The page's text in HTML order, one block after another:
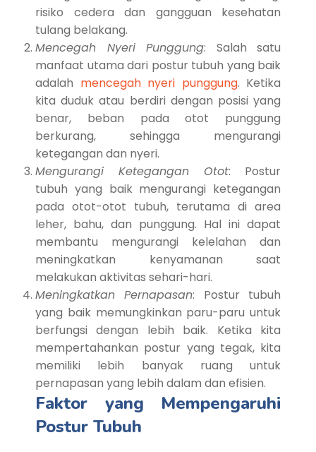
risiko cedera dan gangguan kesehatan
tulang belakang.
Mencegah Nyeri Punggung: Salah satu
manfaat utama dari postur tubuh yang baik
adalah mencegah nyeri punggung. Ketika
kita duduk atau berdiri dengan posisi yang
benar, beban pada otot punggung
berkurang, sehingga mengurangi
ketegangan dan nyeri.
Mengurangi Ketegangan Otot: Postur
tubuh yang baik mengurangi ketegangan
pada otot-otot tubuh, terutama di area
leher, bahu, dan punggung. Hal ini dapat
membantu mengurangi kelelahan dan
meningkatkan kenyamanan saat
melakukan aktivitas sehari-hari.
Meningkatkan Pernapasan: Postur tubuh
yang baik memungkinkan paru-paru untuk
berfungsi dengan lebih baik. Ketika kita
mempertahankan postur yang tegak, kita
memiliki lebih banyak ruang untuk
pernapasan yang lebih dalam dan efisien.
Faktor yang Mempengaruhi
Postur Tubuh